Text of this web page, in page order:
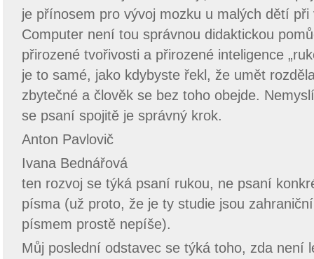
je přínosem pro vývoj mozku u malých dětí při
Computer není tou správnou didaktickou
přirozené tvořivosti a přirozené inteligence
je to samé, jako kdybyste řekl, že umět
zbytečné a člověk se bez toho obejde.
se psaní spojitě je správný krok.
Anton Pavlovič
Ivana Bednářová
ten rozvoj se týká psaní rukou, ne psaní
písma (už proto, že je ty studie jsou
písmem prostě nepíše).
Můj poslední odstavec se týká toho, zda není